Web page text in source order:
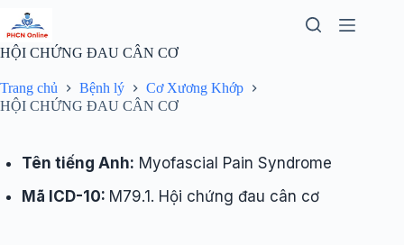
đến
phần
nội
HỘI CHỨNG ĐAU CÂN CƠ
Trang chủ Bệnh lý
Cơ Xương Khớp
HỘI CHỨNG ĐAU CÂN CƠ
Tên tiếng Anh: Myofascial Pain Syndrome
Mã ICD-10: M79.1. Hội chứng đau cân cơ